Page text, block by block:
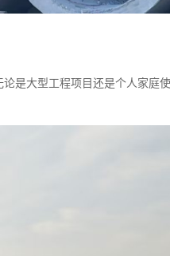
是大型工程项目还是个人家庭